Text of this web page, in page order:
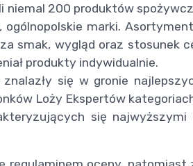
niemal 200 produktów
marki.
smak, wygląd oraz stosunek
produkty indywidualnie.
się w gronie
Loży Ekspertów
się